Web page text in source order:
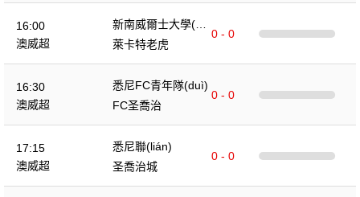
16:00
澳威超
新南威爾士大學(xu
é)
0 - 0
萊卡特老虎
16:30
澳威超
悉尼FC青年隊(duì)
0 - 0
FC圣喬治
17:15
澳威超
悉尼聯(lián)
0 - 0
圣喬治城